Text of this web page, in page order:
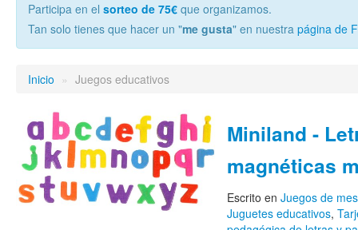
Participa en el sorteo de 75€ que organizamos.
Tan solo tienes que hacer un "me gusta" en nuestra página de
Inicio » Juegos educativos
Miniland -
magnéticas
Escrito en Juegos de
Juguetes educativos,